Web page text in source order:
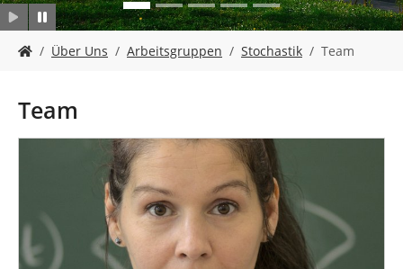
i
n
Über Uns Arbeitsgruppen Stochastik Team
Team